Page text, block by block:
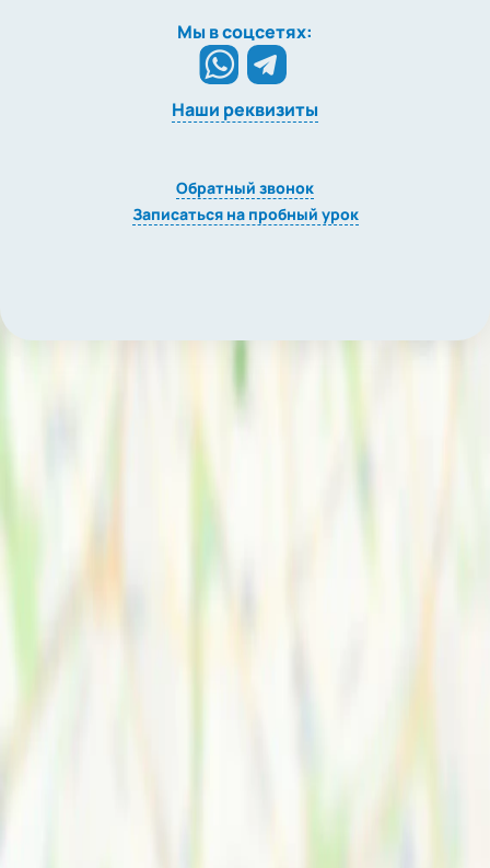
Мы в соцсетях:
Наши реквизиты
Обратный звонок
Записаться на пробный урок